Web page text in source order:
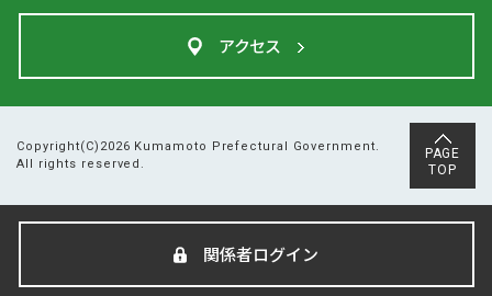
アクセス
Copyright(C)2026 Kumamoto Prefectural Government.
All rights reserved.
PAGE
TOP
関係者ログイン